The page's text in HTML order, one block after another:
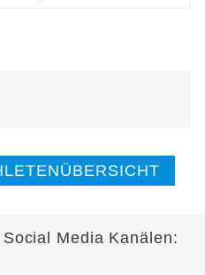
Media Kanälen: